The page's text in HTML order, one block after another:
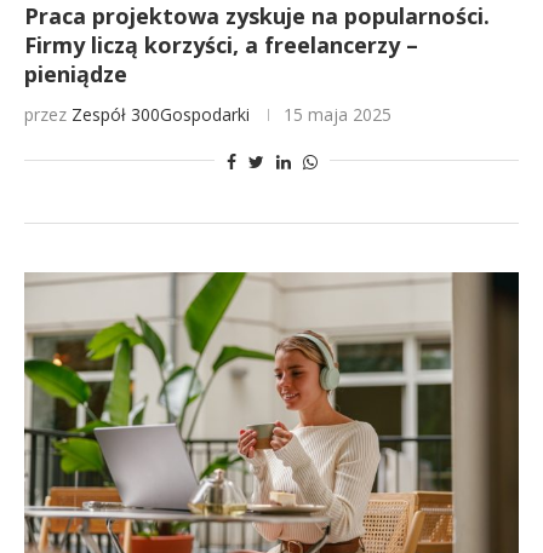
Praca projektowa zyskuje na popularności.
Firmy liczą korzyści, a freelancerzy –
pieniądze
przez Zespół 300Gospodarki 15 maja 2025